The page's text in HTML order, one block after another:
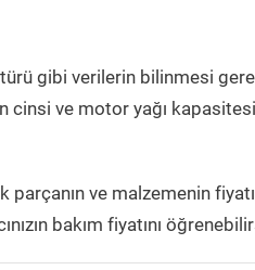
türü gibi verilerin bilinmesi
cinsi ve motor yağı kapasitesi
ve malzemenin
bakım fiyatını